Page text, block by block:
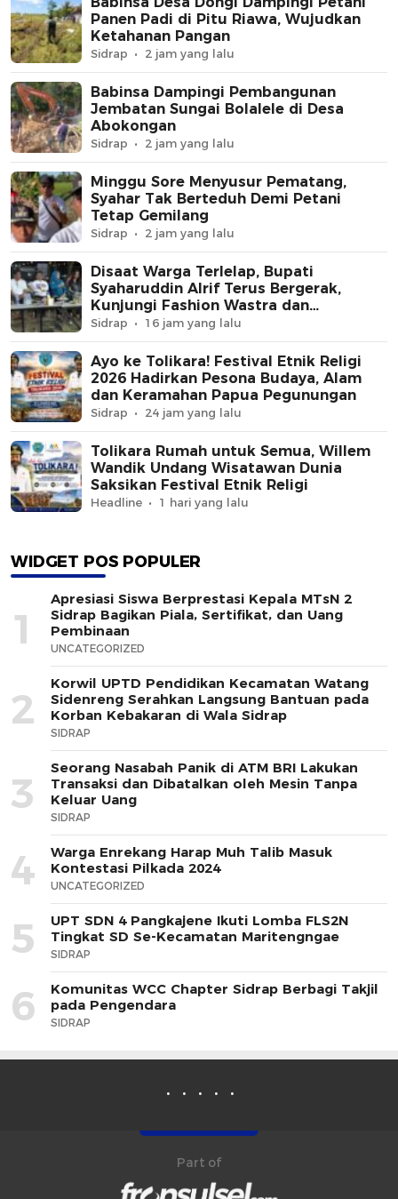
Panen Padi di Pitu Riawa, Wujudkan
Ketahanan Pangan
Sidrap 2 jam yang lalu
Babinsa Dampingi Pembangunan
Jembatan Sungai Bolalele di Desa
Abokongan
Sidrap 2 jam yang lalu
Minggu Sore Menyusur Pematang,
Syahar Tak Berteduh Demi Petani
Tetap Gemilang
Sidrap 2 jam yang lalu
Disaat Warga Terlelap, Bupati
Syaharuddin Alrif Terus Bergerak,
Kunjungi Fashion Wastra dan
Gelblaster Tournament di Mogan
Sidrap 16 jam yang lalu
Ayo ke Tolikara! Festival Etnik Religi
2026 Hadirkan Pesona Budaya, Alam
dan Keramahan Papua Pegunungan
Sidrap 24 jam yang lalu
Tolikara Rumah untuk Semua, Willem
Wandik Undang Wisatawan Dunia
Saksikan Festival Etnik Religi
Headline 1 hari yang lalu
WIDGET POS POPULER
1
Apresiasi Siswa Berprestasi Kepala MTsN 2
Sidrap Bagikan Piala, Sertifikat, dan Uang
Pembinaan
UNCATEGORIZED
2
Korwil UPTD Pendidikan Kecamatan Watang
Sidenreng Serahkan Langsung Bantuan pada
Korban Kebakaran di Wala Sidrap
SIDRAP
3
Seorang Nasabah Panik di ATM BRI Lakukan
Transaksi dan Dibatalkan oleh Mesin Tanpa
Keluar Uang
SIDRAP
4
Warga Enrekang Harap Muh Talib Masuk
Kontestasi Pilkada 2024
UNCATEGORIZED
5
UPT SDN 4 Pangkajene Ikuti Lomba FLS2N
Tingkat SD Se-Kecamatan Maritengngae
SIDRAP
6
Komunitas WCC Chapter Sidrap Berbagi Takjil
pada Pengendara
SIDRAP
Part of